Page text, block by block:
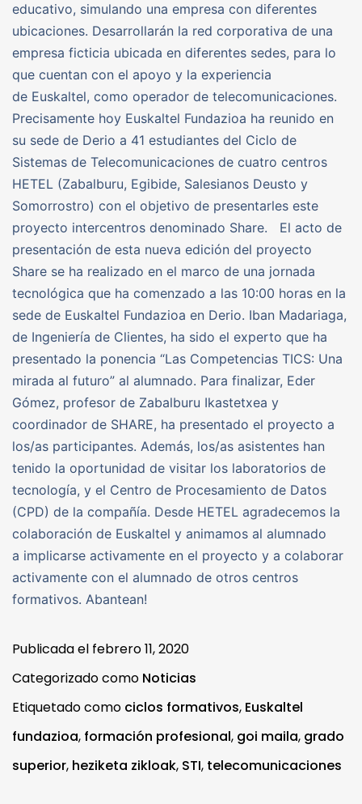
educativo, simulando una empresa con diferentes
ubicaciones. Desarrollarán la red corporativa de una
empresa ficticia ubicada en diferentes sedes, para lo
que cuentan con el apoyo y la experiencia
de Euskaltel, como operador de telecomunicaciones.
Precisamente hoy Euskaltel Fundazioa ha reunido en
su sede de Derio a 41 estudiantes del Ciclo de
Sistemas de Telecomunicaciones de cuatro centros
HETEL (Zabalburu, Egibide, Salesianos Deusto y
Somorrostro) con el objetivo de presentarles este
proyecto intercentros denominado Share. El acto de
presentación de esta nueva edición del proyecto
Share se ha realizado en el marco de una jornada
tecnológica que ha comenzado a las 10:00 horas en la
sede de Euskaltel Fundazioa en Derio. Iban Madariaga,
de Ingeniería de Clientes, ha sido el experto que ha
presentado la ponencia “Las Competencias TICS: Una
mirada al futuro” al alumnado. Para finalizar, Eder
Gómez, profesor de Zabalburu Ikastetxea y
coordinador de SHARE, ha presentado el proyecto a
los/as participantes. Además, los/as asistentes han
tenido la oportunidad de visitar los laboratorios de
tecnología, y el Centro de Procesamiento de Datos
(CPD) de la compañía. Desde HETEL agradecemos la
colaboración de Euskaltel y animamos al alumnado
a implicarse activamente en el proyecto y a colaborar
activamente con el alumnado de otros centros
formativos. Abantean!
Publicada el febrero 11, 2020
Categorizado como Noticias
Etiquetado como ciclos formativos, Euskaltel
fundazioa, formación profesional, goi maila, grado
superior, heziketa zikloak, STI, telecomunicaciones